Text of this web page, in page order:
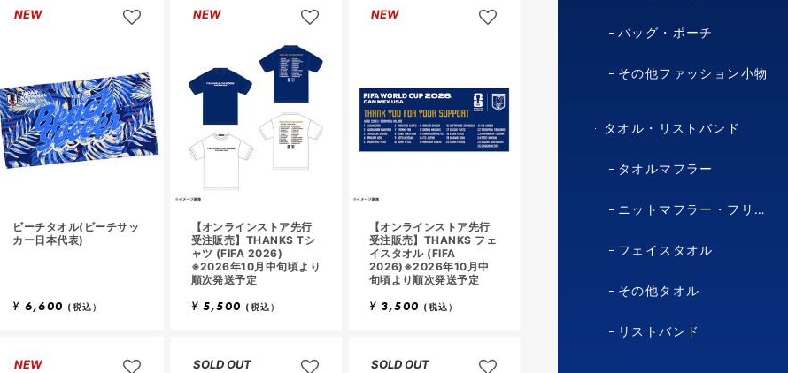
NEW
ビーチタオル(ビーチサッ
カー日本代表)
¥ 6,600 (税込）
NEW
【オンラインストア先行
受注販売】THANKS Tシ
ャツ (FIFA 2026)
※2026年10月中旬頃より
順次発送予定
¥ 5,500 (税込）
NEW
【オンラインストア先行
受注販売】THANKS フェ
イスタオル (FIFA
2026)※2026年10月中
旬頃より順次発送予定
¥ 3,500 (税込）
NEW SOLD OUT SOLD OUT
バッグ・ポーチ
その他ファッション小物
タオル・リストバンド
タオルマフラー
ニットマフラー・フリースマフラー
フェイスタオル
その他タオル
リストバンド